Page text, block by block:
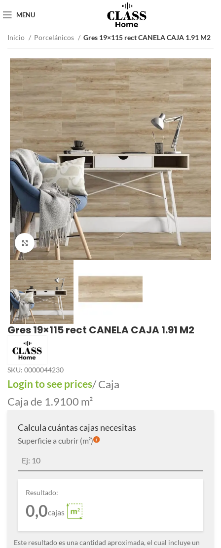
MENU
Inicio Porcelánicos Gres 19×115 rect CANELA CAJA 1.91 M2
Click to enlarge
Gres 19×115 rect CANELA CAJA 1.91 M2
SKU: 0000044230
Login to see prices/ Caja
Caja de 1.9100 m²
Calcula cuántas cajas necesitas
Superficie a cubrir (m²)
Resultado:
0,0cajas
Este resultado es una cantidad aproximada, el cual incluye un